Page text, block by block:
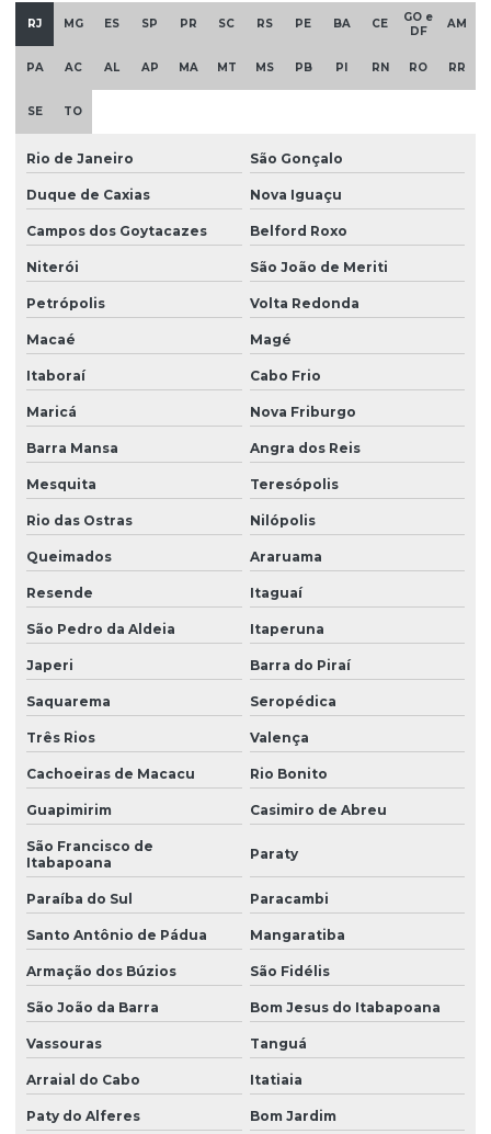
Plastificante doa
Plastificante em pó
Plastificante de poliuretano
Plastificante vegetal para pvc
Plastisol
Plastisol para aplicações
Plastisol atóxico
Plastisol pvc
Redutor de viscosidade
Redutor de viscosidade atóxico para pastas
Resina hidrocarbônica
Resina de pvc
Resina de pvc em pó
Retardante de chamas
Sebo em pó
Solvente atóxico
Solvente para tinta
Solventes industriais
Trióxido de antimônio
Zeólita onde comprar
RJ MG ES SP PR SC RS PE BA CE
GO e
DF
AM
PA AC AL AP MA MT MS PB PI RN RO RR
SE TO
Rio de Janeiro São Gonçalo
Duque de Caxias Nova Iguaçu
Campos dos Goytacazes Belford Roxo
Niterói São João de Meriti
Petrópolis Volta Redonda
Macaé Magé
Itaboraí Cabo Frio
Maricá Nova Friburgo
Barra Mansa Angra dos Reis
Mesquita Teresópolis
Rio das Ostras Nilópolis
Queimados Araruama
Resende Itaguaí
São Pedro da Aldeia Itaperuna
Japeri Barra do Piraí
Saquarema Seropédica
Três Rios Valença
Cachoeiras de Macacu Rio Bonito
Guapimirim Casimiro de Abreu
São Francisco de
Itabapoana
Paraty
Paraíba do Sul Paracambi
Santo Antônio de Pádua Mangaratiba
Armação dos Búzios São Fidélis
São João da Barra Bom Jesus do Itabapoana
Vassouras Tanguá
Arraial do Cabo Itatiaia
Paty do Alferes Bom Jardim